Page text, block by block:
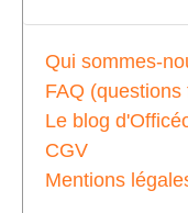
Qui sommes-
FAQ (questions
Le blog
CGV
Mentions